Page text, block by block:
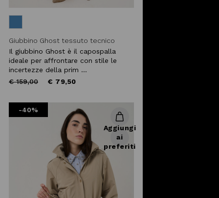
Giubbino Ghost tessuto tecnico
Il giubbino Ghost è il capospalla
ideale per affrontare con stile le
incertezze della prim ...
Price
€ 159,00to € 79,50
-40%
Aggiungi
ai
preferiti